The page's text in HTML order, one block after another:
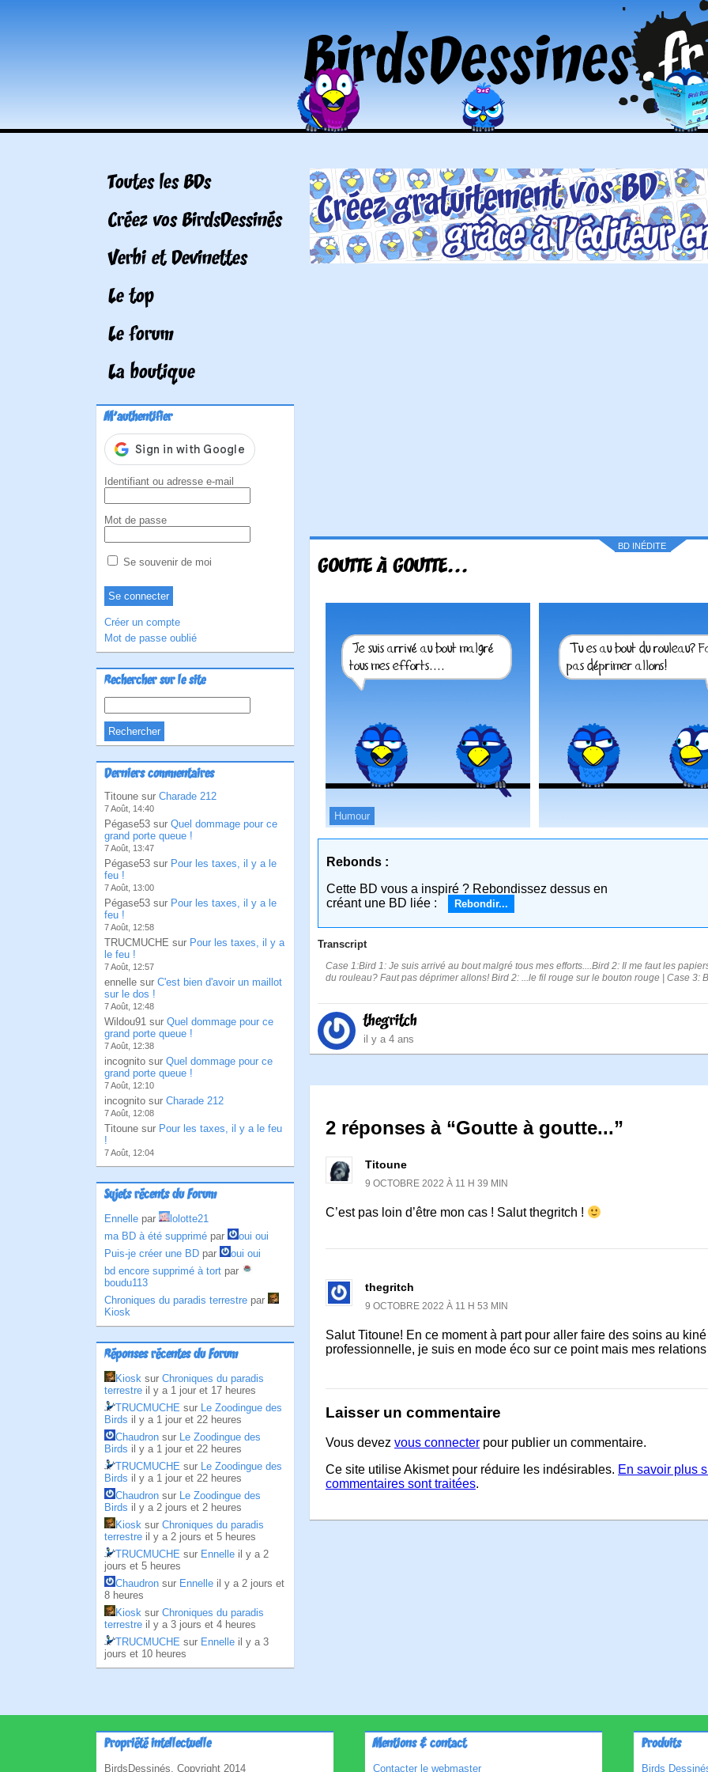
Toutes les BDs
Créez vos BirdsDessinés
Verbi et Devinettes
Le top
Le forum
La boutique
M'authentifier
Identifiant ou adresse e-mail
Mot de passe
Se souvenir de moi
Créer un compte
Mot de passe oublié
Rechercher sur le site
Derniers commentaires
Titoune sur Charade 212
7 Août, 14:40
Pégase53 sur Quel dommage pour ce
grand porte queue !
7 Août, 13:47
Pégase53 sur Pour les taxes, il y a le
feu !
7 Août, 13:00
Pégase53 sur Pour les taxes, il y a le
feu !
7 Août, 12:58
TRUCMUCHE sur Pour les taxes, il y a
le feu !
7 Août, 12:57
ennelle sur C'est bien d'avoir un maillot
sur le dos !
7 Août, 12:48
Wildou91 sur Quel dommage pour ce
grand porte queue !
7 Août, 12:38
incognito sur Quel dommage pour ce
grand porte queue !
7 Août, 12:10
incognito sur Charade 212
7 Août, 12:08
Titoune sur Pour les taxes, il y a le feu
!
7 Août, 12:04
Sujets récents du Forum
Ennelle par
lolotte21
ma BD à été supprimé par
oui oui
Puis-je créer une BD par
oui oui
bd encore supprimé à tort par
boudu113
Chroniques du paradis terrestre par
Kiosk
Réponses récentes du Forum
Kiosk sur Chroniques du paradis
terrestre il y a 1 jour et 17 heures
TRUCMUCHE sur Le Zoodingue des
Birds il y a 1 jour et 22 heures
Chaudron sur Le Zoodingue des
Birds il y a 1 jour et 22 heures
TRUCMUCHE sur Le Zoodingue des
Birds il y a 1 jour et 22 heures
Chaudron sur Le Zoodingue des
Birds il y a 2 jours et 2 heures
Kiosk sur Chroniques du paradis
terrestre il y a 2 jours et 5 heures
TRUCMUCHE sur Ennelle il y a 2
jours et 5 heures
Chaudron sur Ennelle il y a 2 jours et
8 heures
Kiosk sur Chroniques du paradis
terrestre il y a 3 jours et 4 heures
TRUCMUCHE sur Ennelle il y a 3
jours et 10 heures
BD INÉDITE
GOUTTE À GOUTTE...
Humour
Rebonds :
Cette BD vous a inspiré ? Rebondissez dessus en
créant une BD liée :
Rebondir...
Transcript
Case 1:Bird 1: Je suis arrivé au bout malgré tous mes efforts....Bird 2: Il me faut les
du rouleau? Faut pas déprimer allons! Bird 2: ...le fil rouge sur le bouton rouge | Case 3:
thegritch
il y a 4 ans
2 réponses à “Goutte à goutte...”
Titoune
9 OCTOBRE 2022 À 11 H 39 MIN
C’est pas loin d’être mon cas ! Salut thegritch !
thegritch
9 OCTOBRE 2022 À 11 H 53 MIN
Salut Titoune! En ce moment à part pour aller faire des soins au
professionnelle, je suis en mode éco sur ce point mais mes
Laisser un commentaire
Vous devez vous connecter pour publier un commentaire.
Ce site utilise Akismet pour réduire les indésirables. En savoir plus
commentaires sont traitées.
Propriété intellectuelle
BirdsDessinés, Copyright 2014
Mentions & contact
Contacter le webmaster
Produits
Birds